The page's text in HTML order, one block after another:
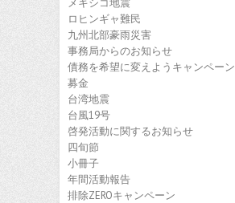
メキシコ地震
ロヒンギャ難民
九州北部豪雨災害
事務局からのお知らせ
債務を希望に変えようキャンペーン
募金
台湾地震
台風19号
啓発活動に関するお知らせ
四旬節
小冊子
年間活動報告
排除ZEROキャンペーン